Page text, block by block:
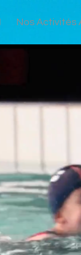
Nos Activités